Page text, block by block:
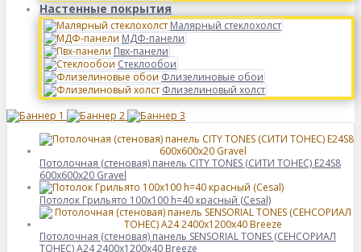
Настенные покрытия
Малярный стеклохолст
МДФ-панели
Пвх-панели
Стеклообои
Флизелиновые обои
Флизелиновый холст
Потолочная (стеновая) панель CITY TONES (CИТИ ТОНЕС) E24S8
600x600x20 Gravel
Потолок Грильято 100x100 h=40 красный (Cesal)
Потолочная (стеновая) панель SENSORIAL TONES (СЕНСОРИАЛ
ТОНЕС) A24 2400x1200x40 Breeze